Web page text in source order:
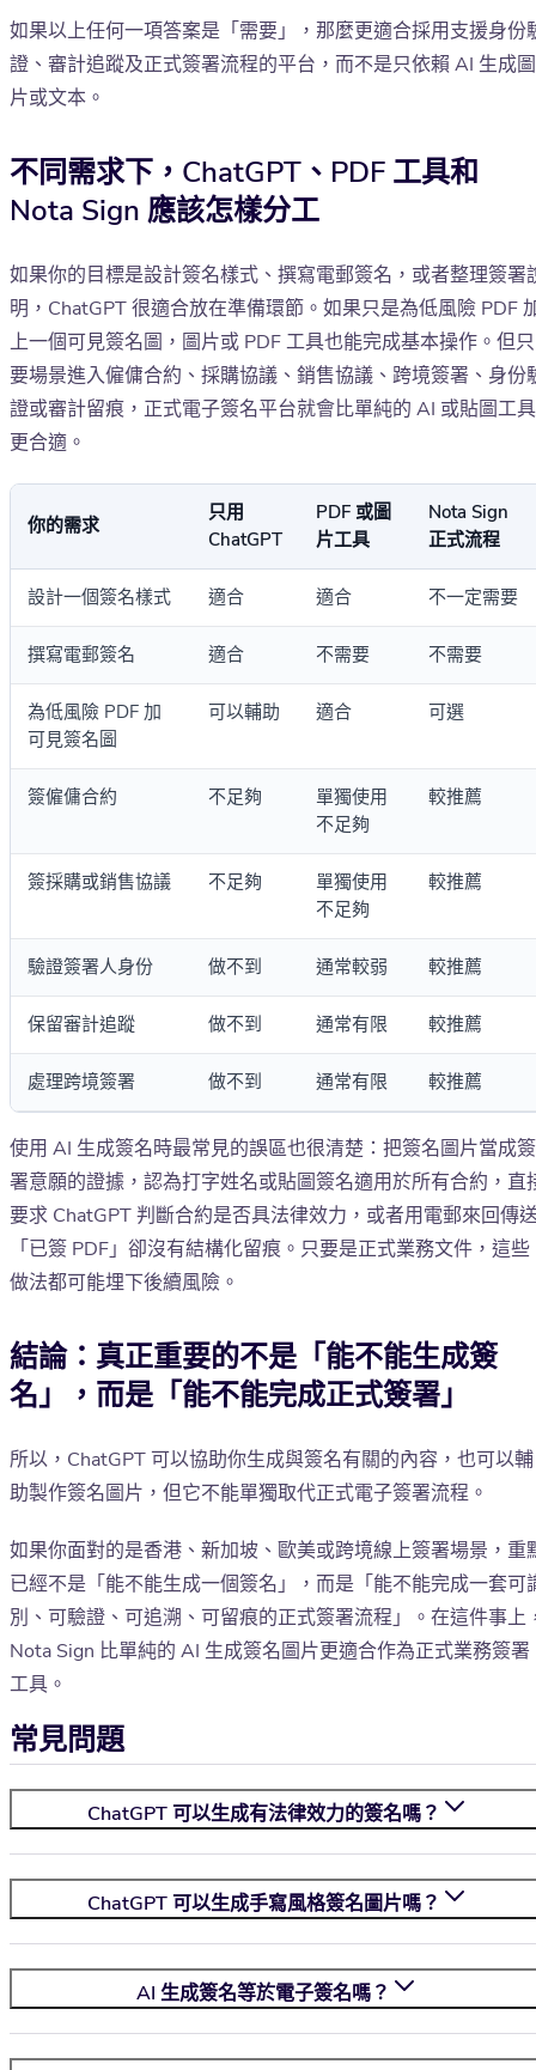
如果以上任何一項答案是「需要」，那麼更適合採用支援身份
證、審計追蹤及正式簽署流程的平台，而不是只依賴 AI 生成圖
片或文本。
不同需求下，ChatGPT、PDF 工具和
Nota Sign 應該怎樣分工
如果你的目標是設計簽名樣式、撰寫電郵簽名，或者整理簽署
明，ChatGPT 很適合放在準備環節。如果只是為低風險 PDF
上一個可見簽名圖，圖片或 PDF 工具也能完成基本操作。但只
要場景進入僱傭合約、採購協議、銷售協議、跨境簽署、身份
證或審計留痕，正式電子簽名平台就會比單純的 AI 或貼圖工具
更合適。
你的需求
只用
ChatGPT
PDF 或圖
片工具
Nota Sign
正式流程
設計一個簽名樣式 適合 適合 不一定需要
撰寫電郵簽名 適合 不需要 不需要
為低風險 PDF 加
可見簽名圖
可以輔助 適合 可選
簽僱傭合約 不足夠
單獨使用
不足夠
較推薦
簽採購或銷售協議 不足夠
單獨使用
不足夠
較推薦
驗證簽署人身份 做不到 通常較弱 較推薦
保留審計追蹤 做不到 通常有限 較推薦
處理跨境簽署 做不到 通常有限 較推薦
使用 AI 生成簽名時最常見的誤區也很清楚：把簽名圖片當成簽
署意願的證據，認為打字姓名或貼圖簽名適用於所有合約，直
要求 ChatGPT 判斷合約是否具法律效力，或者用電郵來回傳
「已簽 PDF」卻沒有結構化留痕。只要是正式業務文件，這些
做法都可能埋下後續風險。
結論：真正重要的不是「能不能生成簽
名」，而是「能不能完成正式簽署」
所以，ChatGPT 可以協助你生成與簽名有關的內容，也可以輔
助製作簽名圖片，但它不能單獨取代正式電子簽署流程。
如果你面對的是香港、新加坡、歐美或跨境線上簽署場景，重
已經不是「能不能生成一個簽名」，而是「能不能完成一套可
別、可驗證、可追溯、可留痕的正式簽署流程」。在這件事上
Nota Sign 比單純的 AI 生成簽名圖片更適合作為正式業務簽署
工具。
常見問題
ChatGPT 可以生成有法律效力的簽名嗎？
ChatGPT 可以生成手寫風格簽名圖片嗎？
AI 生成簽名等於電子簽名嗎？